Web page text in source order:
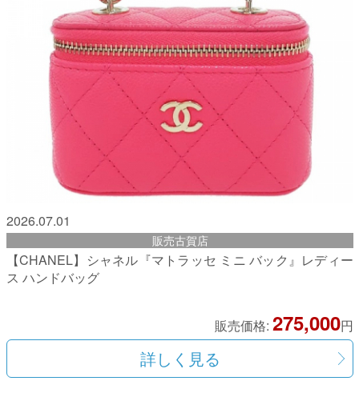
2026.07.01
販売古賀店
【CHANEL】シャネル『マトラッセ ミニ バック』レディー
ス ハンドバッグ
販売価格: 275,000円
詳しく見る